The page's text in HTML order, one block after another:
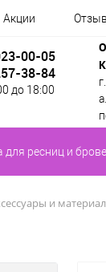
Акции
00-05
38-84
до 18:00
для ресниц и
и